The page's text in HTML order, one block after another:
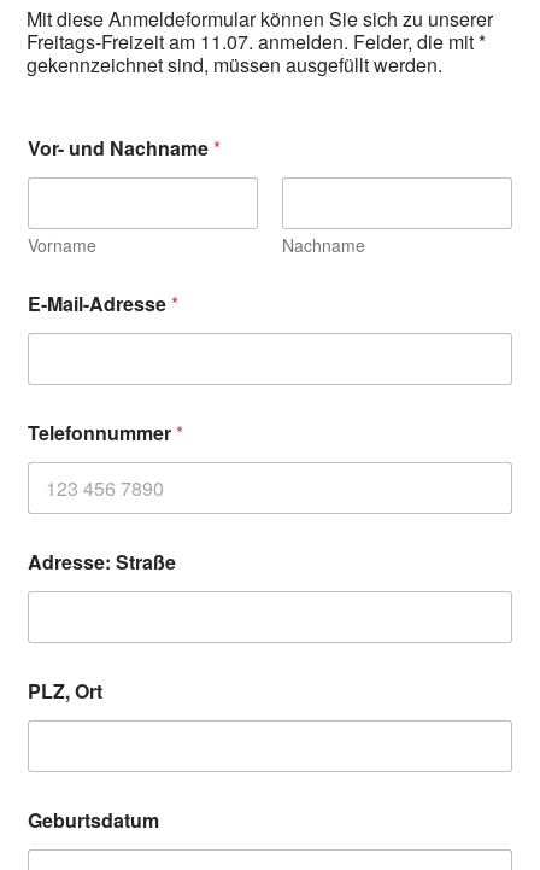
Mit diese Anmeldeformular können Sie sich zu unserer
Freitags-Freizeit am 11.07. anmelden. Felder, die mit *
gekennzeichnet sind, müssen ausgefüllt werden.
Vor- und Nachname*
Vorname Nachname
E-Mail-Adresse*
Telefonnummer*
Adresse: Straße
PLZ, Ort
Geburtsdatum